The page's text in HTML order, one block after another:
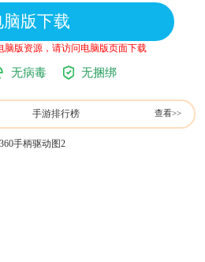
脑版下载
脑版资源，请访问电脑版页面下载
无病毒 无捆绑
手游排行榜 查看>>